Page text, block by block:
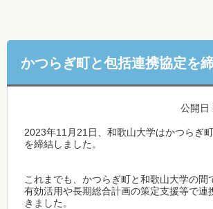
かつらぎ町と包括連携協定を
公開日
2023年11月21日、和歌山大学はかつらぎ
を締結しました。
これまでも、かつらぎ町と和歌山大学の間
有効活用や長期総合計画の策定支援等で連
きました。